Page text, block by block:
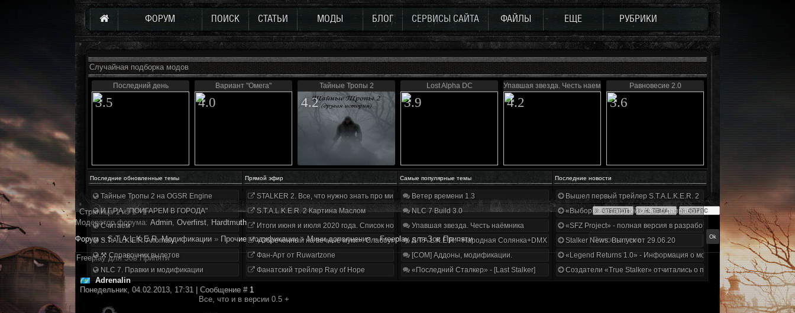
ФОРУМ ПОИСК СТАТЬИ МОДЫ БЛОГ СЕРВИСЫ САЙТА ФАЙЛЫ ЕЩЕ РУБРИКИ
Случайная подборка модов
Последний день
3.5
Вариант "Омега"
4.0
Тайные Тропы 2
4.2
Lost Alpha DC
3.9
Упавшая звезда. Честь наемника
4.2
Равновесие 2.0
3.6
Последние обновленные темы Прямой эфир Самые популярные темы Последние новости
Тайные Тропы 2 на OGSR Engine
И.Г.Р.А. "ПОИГАРЕМ В ГОРОДА"
Считаем
S.T.A.L.K.E.R. Anomaly
⚒ Справочник вылетов
NLC 7. Правки и модификации
STALKER 2. Все, что нужно знать про мир, геймплей и сюжет | Разбор трейлера
S.T.A.L.K.E.R. 2 Картина Маслом
Итоги июня и июля 2020 года. Список нововведений
«Обречённый на вечные муки». Слабоумие и отвага
Фан-Арт от Ruwartzone
Фанатский трейлер Ray of Hope
Ветер времени 1.3
NLC 7 Build 3.0
Упавшая звезда. Честь наёмника
S.T.A.L.K.E.R. - Народная Солянка+DMX 1.3.5.ООП.МА.К.
[COM] Аддоны, модификации.
«Последний Сталкер» - [Last Stalker]
Вышел первый трейлер S.T.A.L.K.E.R. 2
«Выбор» - четвертый отчет о разработке!
«SFZ Project» - полная версия в разработке!
Stalker News. Выпуск от 29.06.20
«Legend Returns 1.0» - Информация о моде за июнь 2020
Создатели «True Stalker» отчитались о проделанной работе
Страница1из1
1
Модератор форума: Аdmin, Overfirst, Hardtmuth
Форум » S.T.A.L.K.E.R. Модификации » Прочие модификации » Мини дополнения » Freeplay для Зов Припяти
Freeplay для Зов Припяти
Adrenalin
Понедельник, 04.02.2013, 17:31 | Сообщение # 1
Все, что и в версии 0.5 +